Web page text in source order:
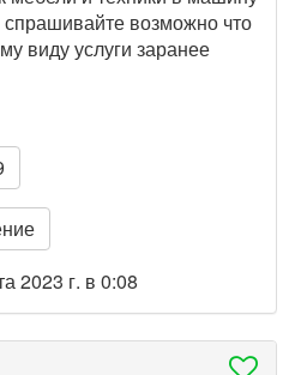
возможно что
виду услуги заранее
2023 г. в 0:08